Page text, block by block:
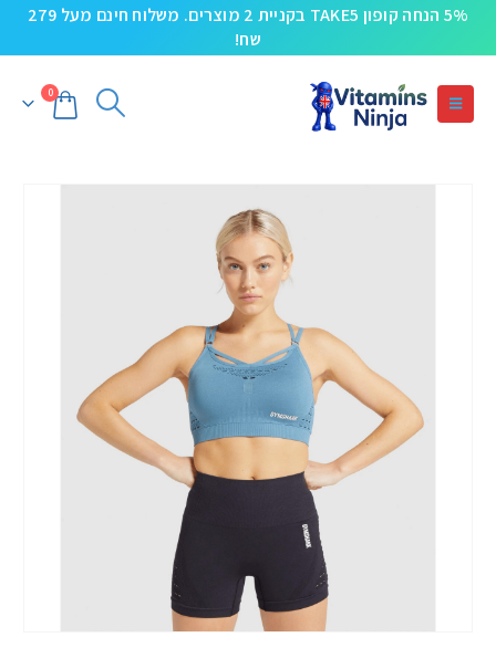
5% הנחה קופון TAKE5 בקניית 2 מוצרים. משלוח חינם מעל 279
שח!
0